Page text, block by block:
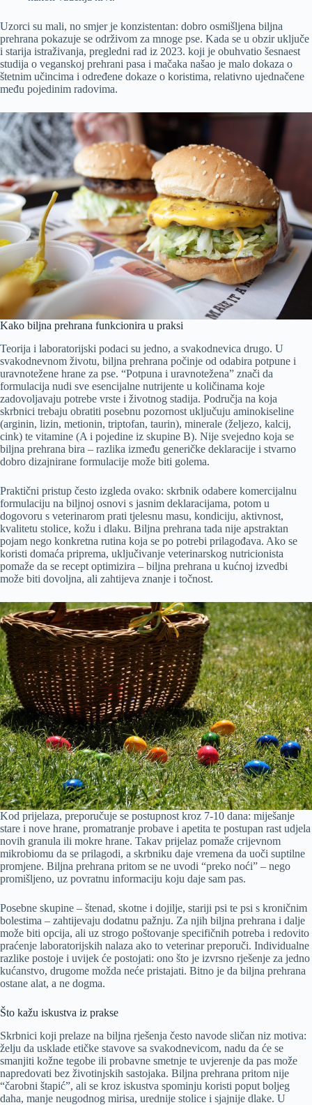
Uzorci su mali, no smjer je konzistentan: dobro osmišljena biljna
prehrana pokazuje se održivom za mnoge pse. Kada se u obzir uključe
i starija istraživanja, pregledni rad iz 2023. koji je obuhvatio šesnaest
studija o veganskoj prehrani pasa i mačaka našao je malo dokaza o
štetnim učincima i određene dokaze o koristima, relativno ujednačene
među pojedinim radovima.
Kako biljna prehrana funkcionira u praksi
Teorija i laboratorijski podaci su jedno, a svakodnevica drugo. U
svakodnevnom životu, biljna prehrana počinje od odabira potpune i
uravnotežene hrane za pse. “Potpuna i uravnotežena” znači da
formulacija nudi sve esencijalne nutrijente u količinama koje
zadovoljavaju potrebe vrste i životnog stadija. Područja na koja
skrbnici trebaju obratiti posebnu pozornost uključuju aminokiseline
(arginin, lizin, metionin, triptofan, taurin), minerale (željezo, kalcij,
cink) te vitamine (A i pojedine iz skupine B). Nije svejedno koja se
biljna prehrana bira – razlika između generičke deklaracije i stvarno
dobro dizajnirane formulacije može biti golema.
Praktični pristup često izgleda ovako: skrbnik odabere komercijalnu
formulaciju na biljnoj osnovi s jasnim deklaracijama, potom u
dogovoru s veterinarom prati tjelesnu masu, kondiciju, aktivnost,
kvalitetu stolice, kožu i dlaku. Biljna prehrana tada nije apstraktan
pojam nego konkretna rutina koja se po potrebi prilagođava. Ako se
koristi domaća priprema, uključivanje veterinarskog nutricionista
pomaže da se recept optimizira – biljna prehrana u kućnoj izvedbi
može biti dovoljna, ali zahtijeva znanje i točnost.
Kod prijelaza, preporučuje se postupnost kroz 7-10 dana: miješanje
stare i nove hrane, promatranje probave i apetita te postupan rast udjela
novih granula ili mokre hrane. Takav prijelaz pomaže crijevnom
mikrobiomu da se prilagodi, a skrbniku daje vremena da uoči suptilne
promjene. Biljna prehrana pritom se ne uvodi “preko noći” – nego
promišljeno, uz povratnu informaciju koju daje sam pas.
Posebne skupine – štenad, skotne i dojilje, stariji psi te psi s kroničnim
bolestima – zahtijevaju dodatnu pažnju. Za njih biljna prehrana i dalje
može biti opcija, ali uz strogo poštovanje specifičnih potreba i redovito
praćenje laboratorijskih nalaza ako to veterinar preporuči. Individualne
razlike postoje i uvijek će postojati: ono što je izvrsno rješenje za jedno
kućanstvo, drugome možda neće pristajati. Bitno je da biljna prehrana
ostane alat, a ne dogma.
Što kažu iskustva iz prakse
Skrbnici koji prelaze na biljna rješenja često navode sličan niz motiva:
želju da usklade etičke stavove sa svakodnevicom, nadu da će se
smanjiti kožne tegobe ili probavne smetnje te uvjerenje da pas može
napredovati bez životinjskih sastojaka. Biljna prehrana pritom nije
“čarobni štapić”, ali se kroz iskustva spominju koristi poput boljeg
daha, manje neugodnog mirisa, urednije stolice i sjajnije dlake. U